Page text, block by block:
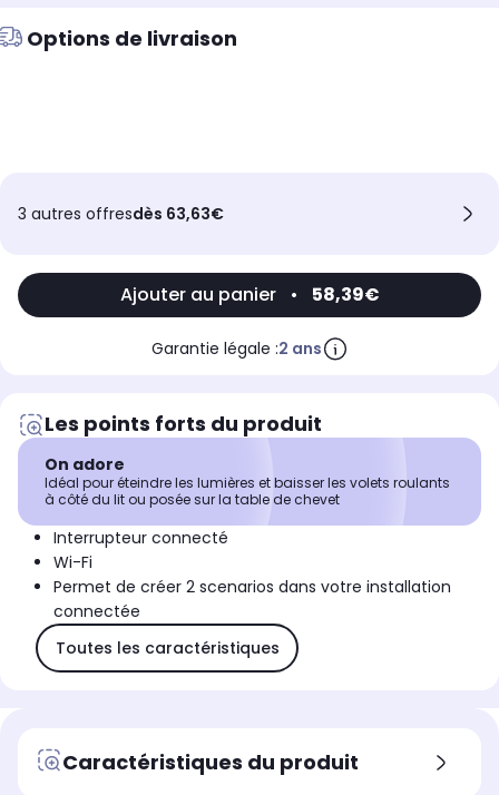
Options de livraison
3 autres offresdès 63,63€
Ajouter au panier • 58,39€
Garantie légale :2 ans
Les points forts du produit
On adore
Idéal pour éteindre les lumières et baisser les volets roulants
à côté du lit ou posée sur la table de chevet
Interrupteur connecté
Wi-Fi
Permet de créer 2 scenarios dans votre installation
connectée
Toutes les caractéristiques
Caractéristiques du produit